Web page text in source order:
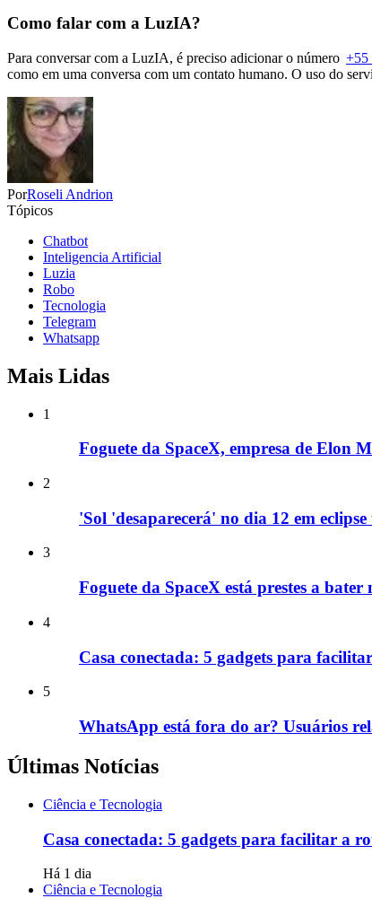
Como falar com a LuzIA?
Para conversar com a LuzIA, é preciso adicionar o número +55
como em uma conversa com um contato humano. O uso do
PorRoseli Andrion
Tópicos
Chatbot
Inteligencia Artificial
Luzia
Robo
Tecnologia
Telegram
Whatsapp
Mais Lidas
1
Foguete da SpaceX, empresa de Elon
2
'Sol 'desaparecerá' no dia 12 em
3
Foguete da SpaceX está prestes a
4
Casa conectada: 5 gadgets para
5
WhatsApp está fora do ar? Usuários
Últimas Notícias
Ciência e Tecnologia
Casa conectada: 5 gadgets para facilitar a
Há 1 dia
Ciência e Tecnologia